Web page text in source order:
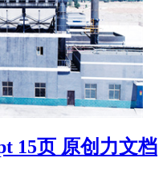
15页 原创力文档